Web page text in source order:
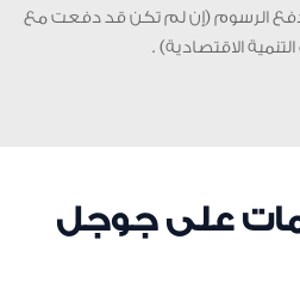
دفع الرسوم (إن لم تكن قد دفعت مع
الاقتصادية) .
على جوجل